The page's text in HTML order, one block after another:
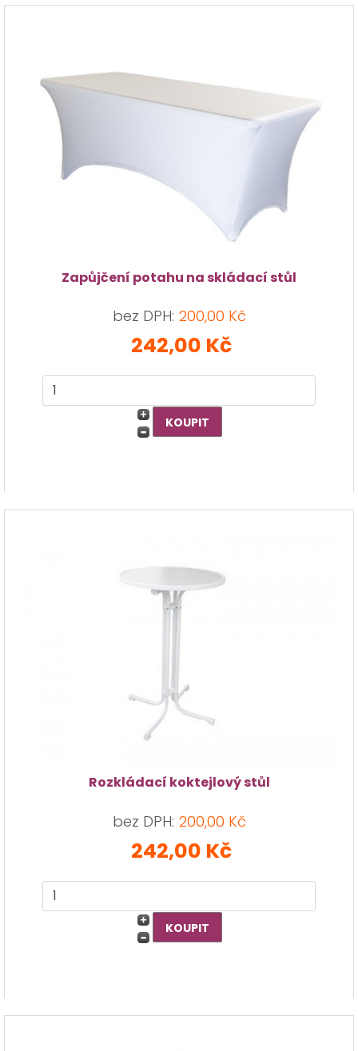
Zapůjčení potahu na skládací stůl
bez DPH: 200,00 Kč
242,00 Kč
Rozkládací koktejlový stůl
bez DPH: 200,00 Kč
242,00 Kč